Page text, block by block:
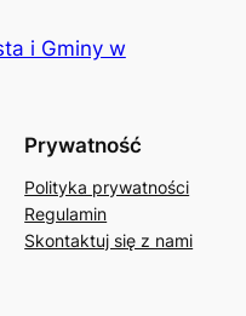
i Gminy w
Prywatność
Polityka prywatności
Regulamin
Skontaktuj się z nami